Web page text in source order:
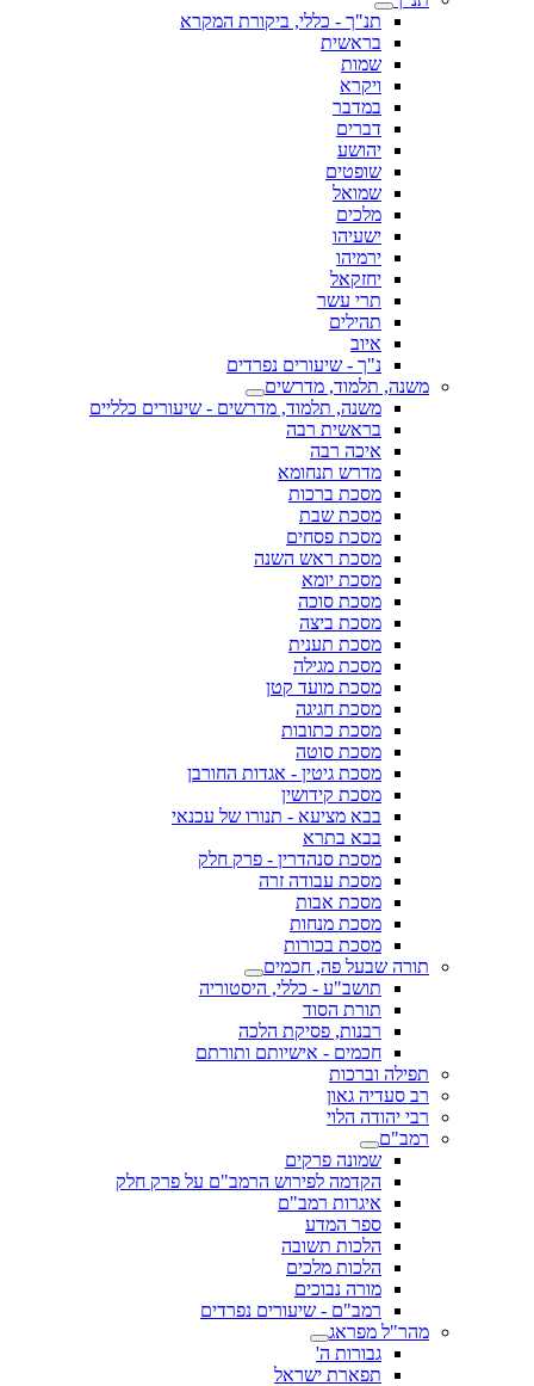
תנ"ך - כללי, ביקורת המקרא
בראשית
שמות
ויקרא
במדבר
דברים
יהושע
שופטים
שמואל
מלכים
ישעיהו
ירמיהו
יחזקאל
תרי עשר
תהילים
איוב
נ"ך - שיעורים נפרדים
משנה, תלמוד, מדרשים
משנה, תלמוד, מדרשים - שיעורים כלליים
בראשית רבה
איכה רבה
מדרש תנחומא
מסכת ברכות
מסכת שבת
מסכת פסחים
מסכת ראש השנה
מסכת יומא
מסכת סוכה
מסכת ביצה
מסכת תענית
מסכת מגילה
מסכת מועד קטן
מסכת חגיגה
מסכת כתובות
מסכת סוטה
מסכת גיטין - אגדות החורבן
מסכת קידושין
בבא מציעא - תנורו של עכנאי
בבא בתרא
מסכת סנהדרין - פרק חלק
מסכת עבודה זרה
מסכת אבות
מסכת מנחות
מסכת בכורות
תורה שבעל פה, חכמים
תושב"ע - כללי, היסטוריה
תורת הסוד
רבנות, פסיקת הלכה
חכמים - אישיותם ותורתם
תפילה וברכות
רב סעדיה גאון
רבי יהודה הלוי
רמב"ם
שמונה פרקים
הקדמה לפירוש הרמב"ם על פרק חלק
איגרות רמב"ם
ספר המדע
הלכות תשובה
הלכות מלכים
מורה נבוכים
רמב"ם - שיעורים נפרדים
מהר"ל מפראג
גבורות ה'
תפארת ישראל